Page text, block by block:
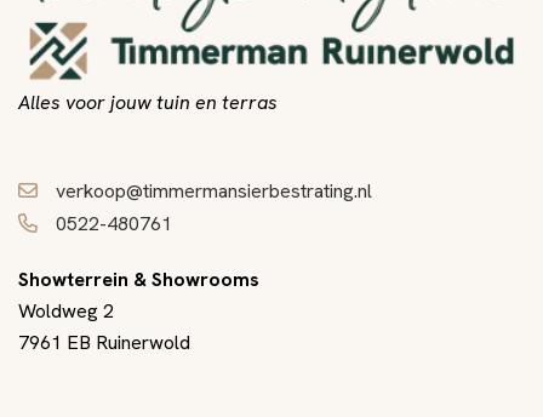
Alles voor jouw tuin en terras
verkoop@timmermansierbestrating.nl
0522-480761
Showterrein & Showrooms
Woldweg 2
7961 EB Ruinerwold